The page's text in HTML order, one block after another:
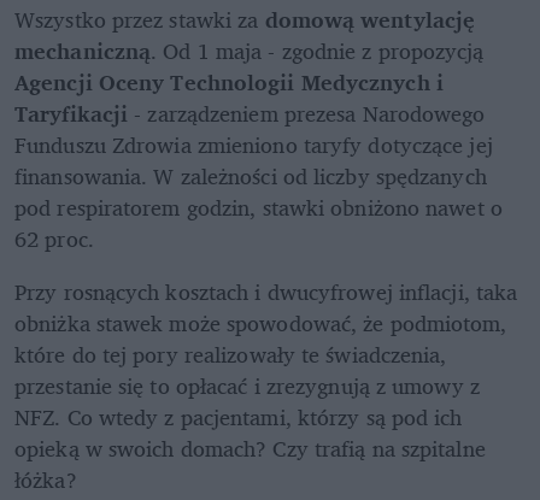
Wszystko przez stawki za domową wentylację
mechaniczną
Agencji Oceny Technologii Medycznych i
Taryfikacji - zarządzeniem prezesa Narodowego
Funduszu Zdrowia zmieniono taryfy dotyczące jej
finansowania. W zależności od liczby spędzanych
pod respiratorem godzin, stawki obniżono nawet o
62 proc.
Przy rosnących kosztach i dwucyfrowej inflacji, taka
obniżka stawek może spowodować, że podmiotom,
które do tej pory realizowały te świadczenia,
przestanie się to opłacać i zrezygnują z umowy z
NFZ. Co wtedy z pacjentami, którzy są pod ich
opieką w swoich domach? Czy trafią na szpitalne
łóżka?